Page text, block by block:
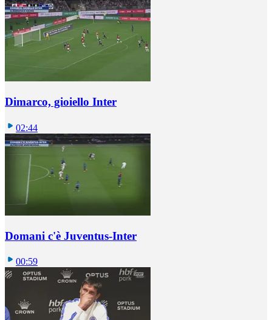
Dimarco, gioiello Inter
02:44
Domani c'è Juventus-Inter
00:59